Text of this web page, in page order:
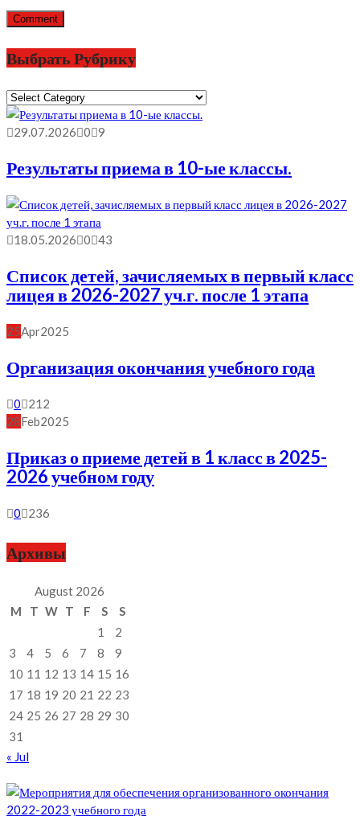
Выбрать Рубрику
Выбрать
Рубрику
29.07.2026 0 9
Результаты приема в 10-ые классы.
18.05.2026 0 43
Список детей, зачисляемых в первый класс
лицея в 2026-2027 уч.г. после 1 этапа
25Apr2025
Организация окончания учебного года
0
212
28Feb2025
Приказ о приеме детей в 1 класс в 2025-
2026 учебном году
0 236
Архивы
August 2026
M
T W T F S
S
1
2
3
4 5 6 7 8
9
10 11 12 13 14 15 16
17 18 19 20 21 22 23
24 25 26 27 28 29 30
31
« Jul